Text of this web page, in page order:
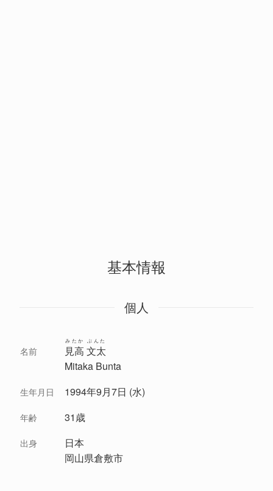
基本情報
個人
名前 見高 文太
みたか ぶんた
Mitaka Bunta
生年月日 1994年9月7日 (水)
年齢 31歳
出身
日本
岡山県倉敷市